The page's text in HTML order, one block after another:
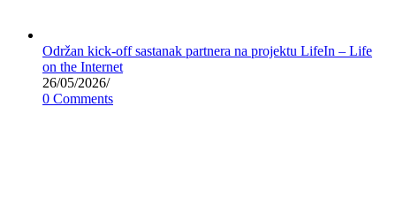
Održan kick-off sastanak partnera na projektu LifeIn – Life
on the Internet
26/05/2026/
0 Comments